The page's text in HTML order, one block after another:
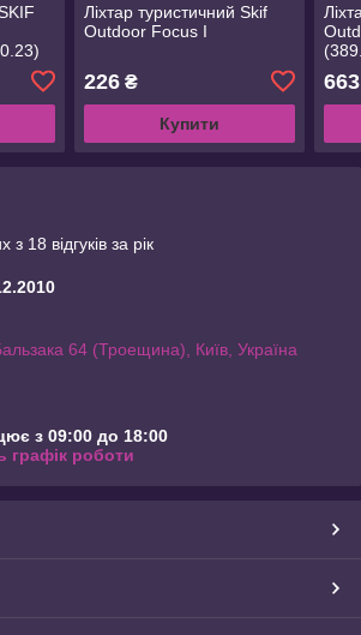
Ліхтар туристичний Skif
Outdoor Focus I
226₴
Купити
663
18 відгуків за рік
64 (Троещина), Київ, Україна
з 09:00 до 18:00
графік роботи